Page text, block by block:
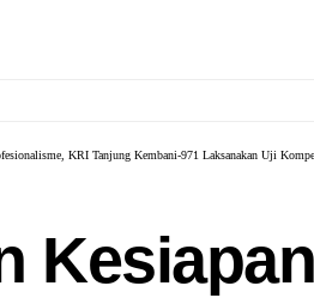
KRI Tanjung Kembani-971 Laksanakan Uji